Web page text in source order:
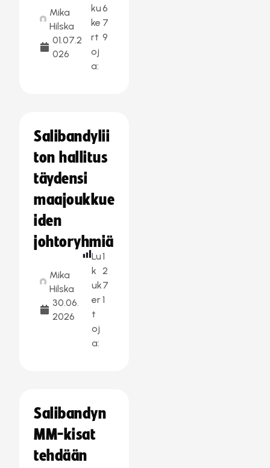
Mika
Hilska
01.07.2
026
ku
ke
rt
oj
a:
6
7
9
Salibandylii
ton hallitus
täydensi
maajoukkue
iden
johtoryhmiä
Mika
Hilska
30.06.
2026
Lu
k
uk
er
t
oj
a:
1
2
7
1
Salibandyn
MM-kisat
tehdään